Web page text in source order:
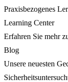
Praxisbezogenes
Learning Center
Erfahren Sie mehr
Blog
Unsere neuesten